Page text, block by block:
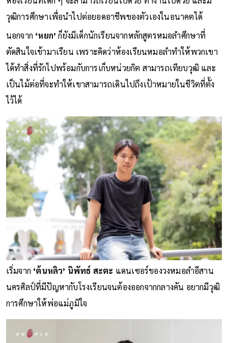
วุฒิการศึกษาเพื่อนำไปต่อยอดอาชีพของตัวเองในอนาคตได้
นอกจาก ‘หยก’ก็ยังมีเด็กนักเรียนจากหลักสูตรหมอลำศึกษาที่
ตัดสินใจเข้ามาเรียน เพราะคิดว่าห้องเรียนหมอลำทำให้พวกเขา
ได้ทำสิ่งที่รักไปพร้อมกับการเก็บหน่วยกิต สามารถเทียบวุฒิ และ
เป็นไม้ต่อที่จะทำให้เขาสามารถเดินไปถึงเป้าหมายในชีวิตที่ตั้ง
ไว้ได้
เริ่มจาก ‘ต้นหลิว’ นิพัทธ์ สะตะ แดนเซอร์ของวงหมอลำอีสาน
นครศิลป์ที่มีปัญหากับโรงเรียนจนต้องออกจากกลางคัน อยากมีวุฒิ
การศึกษาให้พ่อแม่ภูมิใจ